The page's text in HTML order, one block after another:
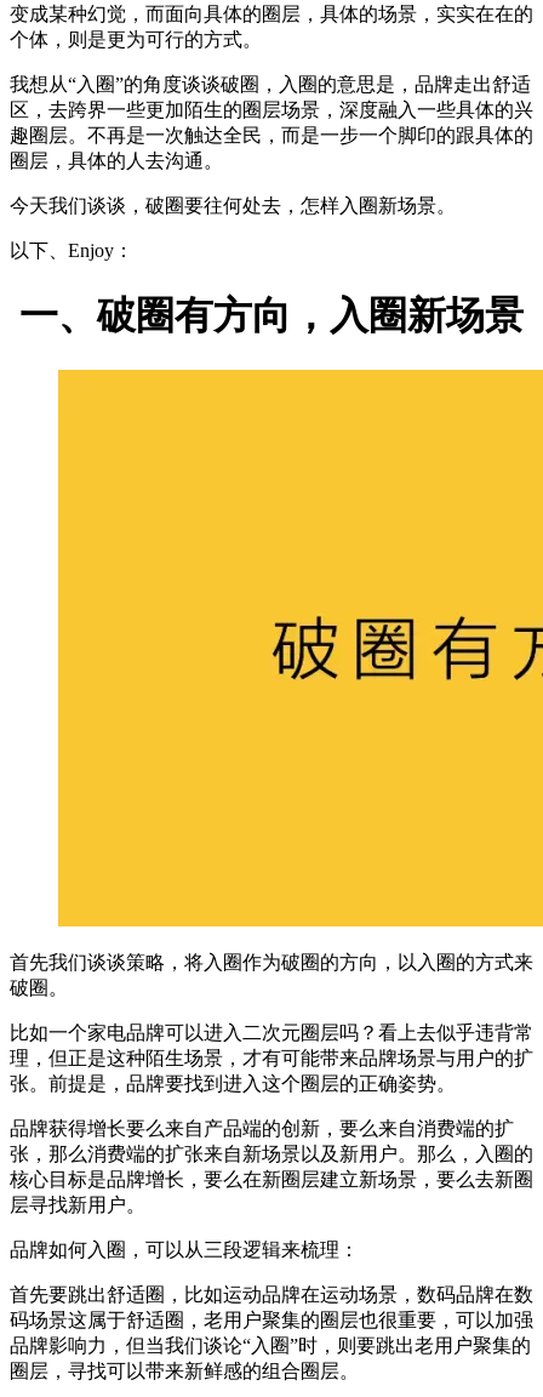
变成某种幻觉，而面向具体的圈层，具体的场景，实实在在的
个体，则是更为可行的方式。
我想从“入圈”的角度谈谈破圈，入圈的意思是，品牌走出舒适
区，去跨界一些更加陌生的圈层场景，深度融入一些具体的兴
趣圈层。不再是一次触达全民，而是一步一个脚印的跟具体的
圈层，具体的人去沟通。
今天我们谈谈，破圈要往何处去，怎样入圈新场景。
以下、Enjoy：
一、破圈有方向，入圈新场景
首先我们谈谈策略，将入圈作为破圈的方向，以入圈的方式来
破圈。
比如一个家电品牌可以进入二次元圈层吗？看上去似乎违背常
理，但正是这种陌生场景，才有可能带来品牌场景与用户的扩
张。前提是，品牌要找到进入这个圈层的正确姿势。
品牌获得增长要么来自产品端的创新，要么来自消费端的扩
张，那么消费端的扩张来自新场景以及新用户。那么，入圈的
核心目标是品牌增长，要么在新圈层建立新场景，要么去新圈
层寻找新用户。
品牌如何入圈，可以从三段逻辑来梳理：
首先要跳出舒适圈，比如运动品牌在运动场景，数码品牌在数
码场景这属于舒适圈，老用户聚集的圈层也很重要，可以加强
品牌影响力，但当我们谈论“入圈”时，则要跳出老用户聚集的
圈层，寻找可以带来新鲜感的组合圈层。